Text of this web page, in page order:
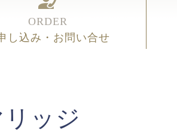
ORDER
し込み・お問い合せ
ッジ